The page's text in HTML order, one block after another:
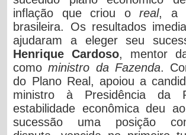
inflação que criou oreal, a
brasileira. Os resultados
ajudaram a eleger seu
Henrique Cardoso, mentor
comoministro da Fazenda.
do Plano Real, apoiou a
ministro à Presidência da
estabilidade econômica deu
sucessão uma posição